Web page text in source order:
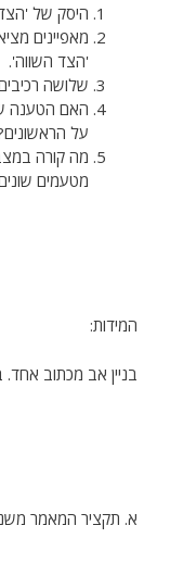
היסק של 'הצד
מאפיינים
'הצד השווה'.
שלושה
האם הטענה
על
מה קורה
מטעמים
המידות:
בניין אב מכתוב אחד.
א. תקציר המאמר